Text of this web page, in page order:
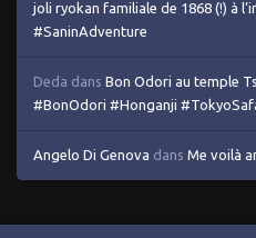
joli ryokan familiale de 1868 (!) à
#SaninAdventure
Deda dans Bon Odori au temple
#BonOdori #Honganji
Angelo Di Genova dans Me voilà